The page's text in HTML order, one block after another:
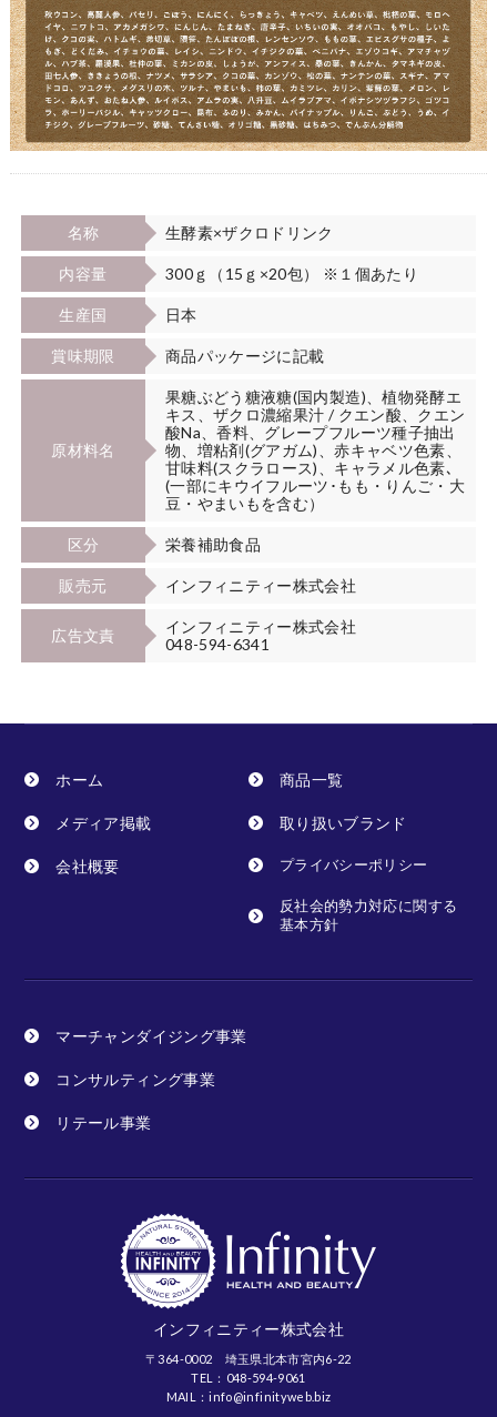
名称 生酵素×ザクロドリンク
内容量 300ｇ（15ｇ×20包） ※１個あたり
生産国 日本
賞味期限 商品パッケージに記載
原材料名
果糖ぶどう糖液糖(国内製造)、植物発酵エ
キス、ザクロ濃縮果汁 / クエン酸、クエン
酸Na、香料、グレープフルーツ種子抽出
物、増粘剤(グアガム)、赤キャベツ色素、
甘味料(スクラロース)、キャラメル色素､
(一部にキウイフルーツ･もも・りんご・大
豆・やまいもを含む）
区分 栄養補助食品
販売元 インフィニティー株式会社
広告文責
インフィニティー株式会社
048-594-6341
ホーム 商品一覧
メディア掲載 取り扱いブランド
会社概要 プライバシーポリシー
反社会的勢力対応に関する
基本方針
マーチャンダイジング事業
コンサルティング事業
リテール事業
インフィニティー株式会社
〒364-0002 埼玉県北本市宮内6-22
TEL：048-594-9061
MAIL：info@infinityweb.biz